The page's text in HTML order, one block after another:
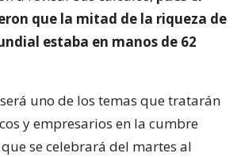
que la mitad de la riqueza de
estaba en manos de 62
uno de los temas que tratarán
y empresarios en la cumbre
se celebrará del martes al